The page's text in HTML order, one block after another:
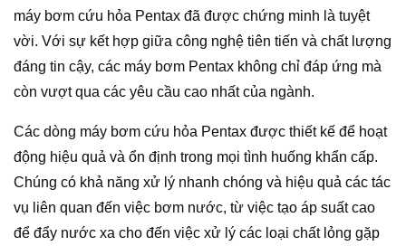
máy bơm cứu hỏa Pentax đã được chứng minh là tuyệt
vời. Với sự kết hợp giữa công nghệ tiên tiến và chất lượng
đáng tin cậy, các máy bơm Pentax không chỉ đáp ứng mà
còn vượt qua các yêu cầu cao nhất của ngành.
Các dòng máy bơm cứu hỏa Pentax được thiết kế để hoạt
động hiệu quả và ổn định trong mọi tình huống khẩn cấp.
Chúng có khả năng xử lý nhanh chóng và hiệu quả các tác
vụ liên quan đến việc bơm nước, từ việc tạo áp suất cao
để đẩy nước xa cho đến việc xử lý các loại chất lỏng gặp